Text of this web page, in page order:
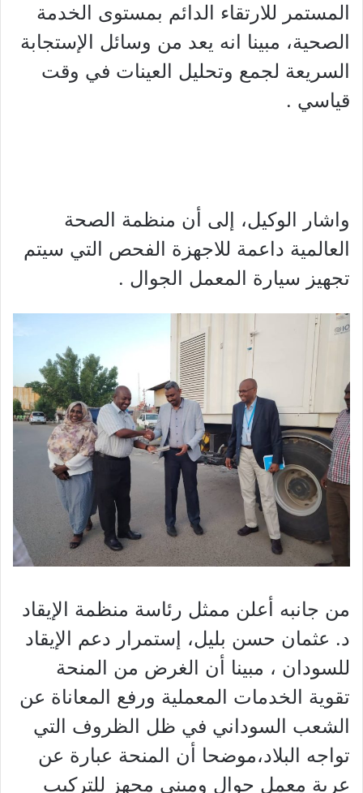
المستمر للارتقاء الدائم بمستوى الخدمة
الصحية، مبينا انه يعد من وسائل الإستجابة
السريعة لجمع وتحليل العينات في وقت
قياسي .
واشار الوكيل، إلى أن منظمة الصحة
العالمية داعمة للاجهزة الفحص التي سيتم
تجهيز سيارة المعمل الجوال .
من جانبه أعلن ممثل رئاسة منظمة الإيقاد
د. عثمان حسن بليل، إستمرار دعم الإيقاد
للسودان ، مبينا أن الغرض من المنحة
تقوية الخدمات المعملية ورفع المعاناة عن
الشعب السوداني في ظل الظروف التي
تواجه البلاد،موضحا أن المنحة عبارة عن
عربة معمل جوال ومبنى مجهز للتركيب